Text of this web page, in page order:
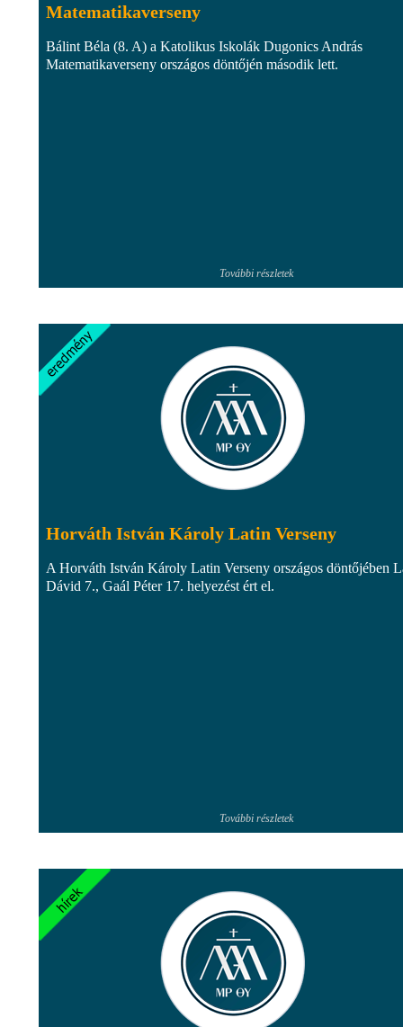
Matematikaverseny
Bálint Béla (8. A) a Katolikus Iskolák Dugonics András
Matematikaverseny országos döntőjén második lett.
További részletek
Horváth István Károly Latin Verseny
A Horváth István Károly Latin Verseny országos döntőjében
Dávid 7., Gaál Péter 17. helyezést ért el.
További részletek